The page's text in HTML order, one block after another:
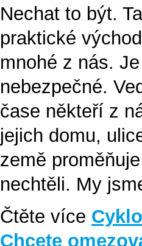
Nechat to být.
praktické
mnohé z nás.
nebezpečné.
čase někteří z
jejich domu,
země
nechtěli. My
Čtěte více
Chcete